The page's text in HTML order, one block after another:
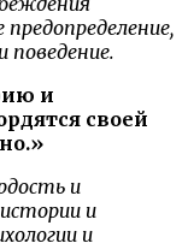
поведение.
и
своей
и
и
и